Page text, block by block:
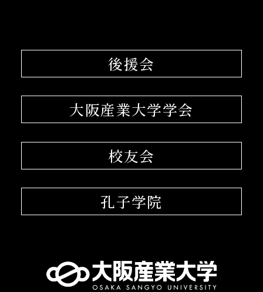
後援会
大阪産業大学学会
校友会
孔子学院